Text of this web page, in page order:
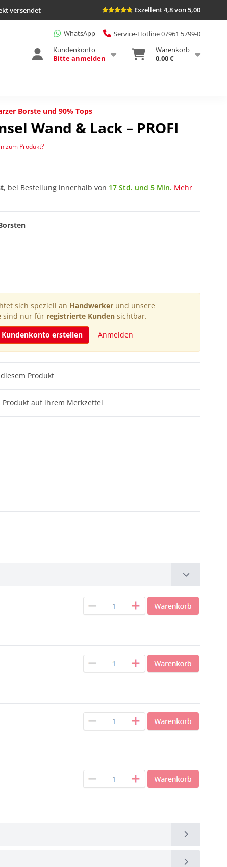
versendet Exzellent 4,8 von 5,00
WhatsApp
Service-Hotline 07961 5799-0
Kundenkonto
Bitte anmelden
Warenkorb
0,00 €
Borste und 90% Tops
Wand & Lack – PROFI
zum Produkt?
, bei Bestellung innerhalb von 17 Std. und 5 Min. Mehr
sich speziell an Handwerkerund unsere
sind nur für registrierte Kunden sichtbar.
Kundenkonto erstellen
Anmelden
Produkt
auf ihrem Merkzettel